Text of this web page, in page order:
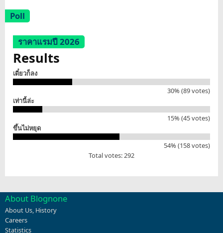
Poll
ราคาแรมปี 2026
Results
เดี๋ยวก็ลง
30% (89 votes)
เท่านี้ล่ะ
15% (45 votes)
ขึ้นไม่หยุด
54% (158 votes)
Total votes: 292
About Blognone
About Us, History
Careers
Statistics